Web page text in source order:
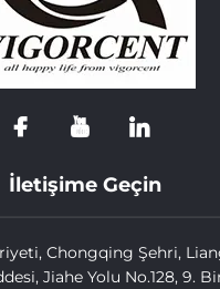
İletişime Geçin
Chongqing Şehri,
Jiahe Yolu No.128, 9.